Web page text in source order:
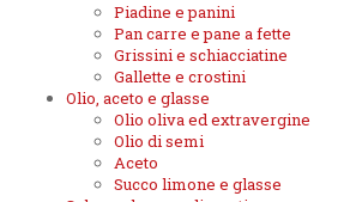
Piadine e panini
Pan carre e pane a fette
Grissini e schiacciatine
Gallette e crostini
Olio, aceto e glasse
Olio oliva ed extravergine
Olio di semi
Aceto
Succo limone e glasse